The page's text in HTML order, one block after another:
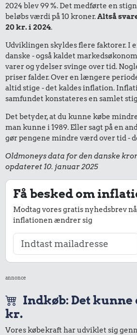
2024 blev 99 %. Det medførte en
beløbs værdi på 10 kroner.Altså
20 kr. i 2024.
Udviklingen skyldes flere faktorer. I
danske - også kaldet
varer og ydelser svinge over tid.
priser falder. Over en længere
altid stige - det kaldes inflation.
samfundet konstateres en samlet
Det betyder, at du kunne købe
man kunne i 1989. Eller sagt på en
gør pengene mindre værd over tid -
Oldmoneys data for den danske
opdateret 10. januar 2025
Få besked om
Modtag vores gratis nyhedsbrev
inflationen ændrer sig
annonce
Indkøb: Det kunne
kr.
Vores købekraft har udviklet sig